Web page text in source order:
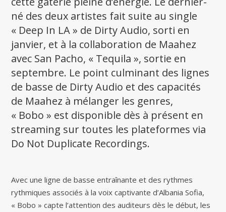
né des deux artistes fait suite au single
« Deep In LA » de Dirty Audio, sorti en
janvier, et à la collaboration de Maahez
avec San Pacho, « Tequila », sortie en
septembre. Le point culminant des lignes
de basse de Dirty Audio et des capacités
de Maahez à mélanger les genres,
« Bobo » est disponible dès à présent en
streaming sur toutes les plateformes via
Do Not Duplicate Recordings.
Avec une ligne de basse entraînante et des rythmes
rythmiques associés à la voix captivante d’Albania Sofia,
« Bobo » capte l’attention des auditeurs dès le début, les